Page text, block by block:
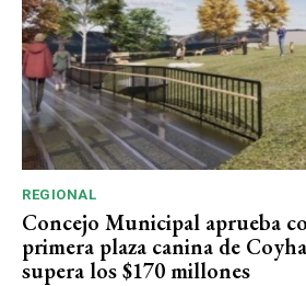
REGIONAL
Concejo Municipal aprueba
primera plaza canina de
supera los $170 millones